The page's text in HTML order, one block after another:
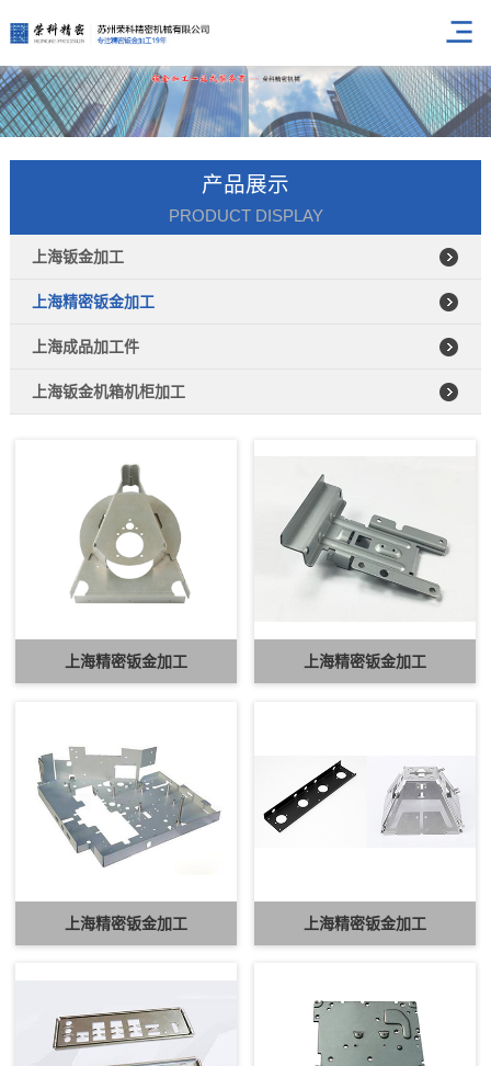
产品展示
PRODUCT DISPLAY
上海钣金加工
上海精密钣金加工
上海成品加工件
上海钣金机箱机柜加工
上海精密钣金加工 上海精密钣金加工
上海精密钣金加工 上海精密钣金加工